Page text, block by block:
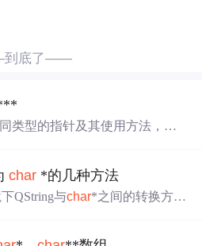
底了——
类型的指针及其使用方法，包
char *的几种方法
QString与char*之间的转换方